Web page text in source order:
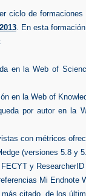
ciclo de
. En esta
en la Web of
en la Web of
por autor en la
con métricos
(versiones 5.8 y
y ResearcherID
Mi Endnote
citado de los